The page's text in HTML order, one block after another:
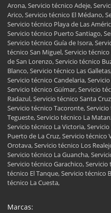
Arona, Servicio técnico Adeje,
Arico, Servicio técnico El Médano,
Servicio técnico Playa de Las
Servicio técnico Puerto Santiago,
Servicio técnico Guía de Isora,
técnico San Miguel, Servicio
de San Lorenzo, Servicio técnico
Blanco, Servicio técnico Las
Servicio técnico Candelaria,
Servicio técnico Güímar, Servicio
Radazul, Servicio técnico Santa
Servicio técnico Tacoronte,
Tegueste, Servicio técnico La
Servicio técnico La Victoria,
Puerto de La Cruz, Servicio técnico
Orotava, Servicio técnico Los
Servicio técnico La Guancha,
Servicio técnico Garachico,
técnico El Tanque, Servicio técnico
técnico La Cuesta,
Marcas: